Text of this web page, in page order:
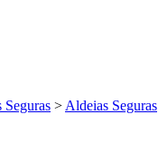
Seguras > Aldeias Seguras